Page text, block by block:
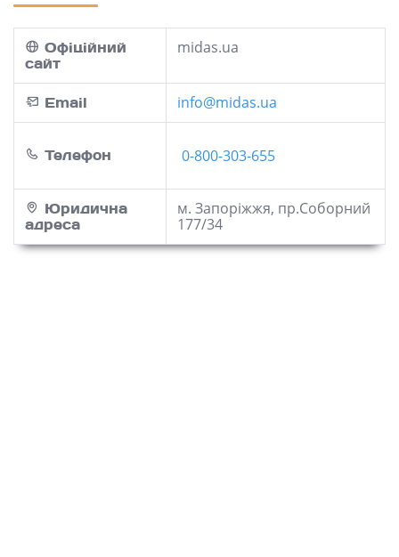
Офіційний
сайт
midas.ua
Email info@midas.ua
Телефон 0-800-303-655
Юридична
адреса
м. Запоріжжя, пр.Соборний
177/34